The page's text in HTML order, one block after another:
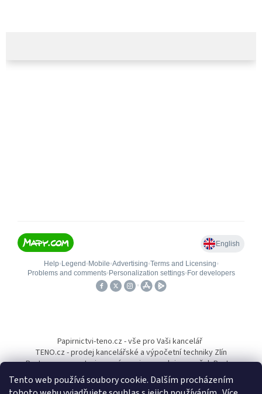
Tento web používá soubory cookie. Dalším procházením
a
Papirnictvi-teno.cz - vše pro Vaši kancelář
TENO.cz - prodej kancelářské a výpočetní techniky Zlín
Pantum-cr.cz - autorizovaný servis a prodejce značek Pantum